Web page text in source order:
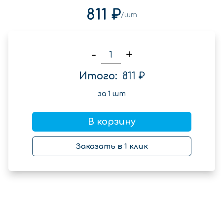
811 ₽/шт
- +
Итого: 811 ₽
за 1 шт
В корзину
Заказать в 1 клик